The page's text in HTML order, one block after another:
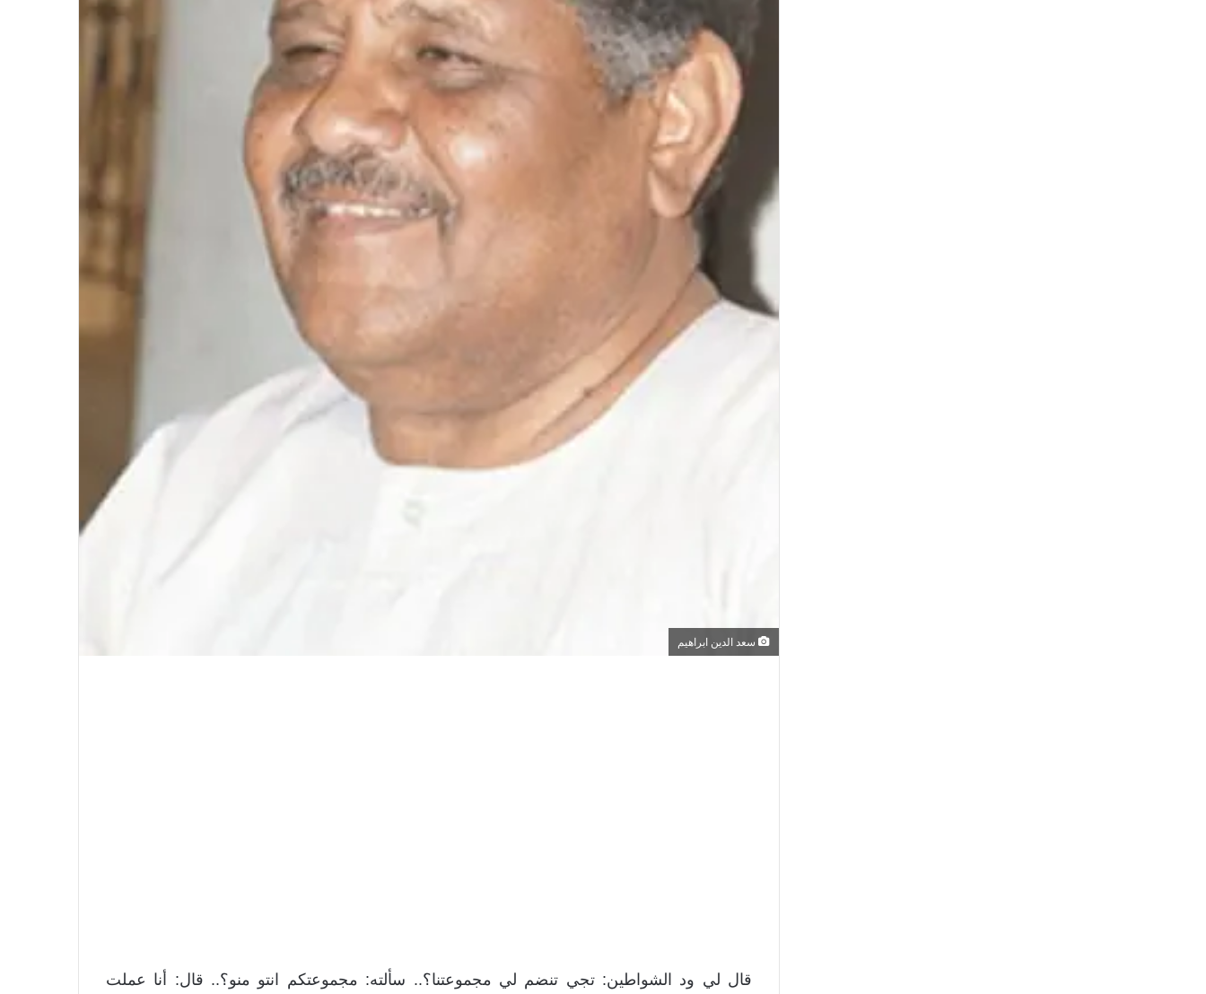
سعد الدين ابراهيم
قال لي ود الشواطين: تجي تنضم لي مجموعتنا؟.. سألته: مجموعتكم انتو منو؟.. قال: أنا عملت